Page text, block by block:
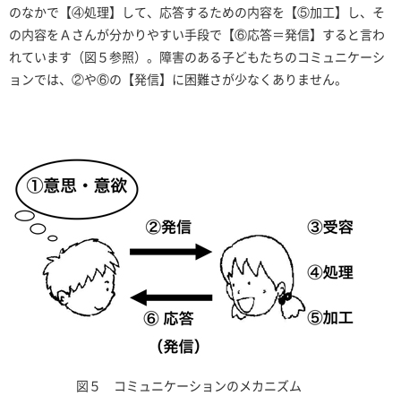
のなかで【④処理】して、応答するための内容を【⑤加工】し、そ
の内容をＡさんが分かりやすい手段で【⑥応答＝発信】すると言わ
れています（図５参照）。障害のある子どもたちのコミュニケーシ
ョンでは、②や⑥の【発信】に困難さが少なくありません。
図５ コミュニケーションのメカニズム